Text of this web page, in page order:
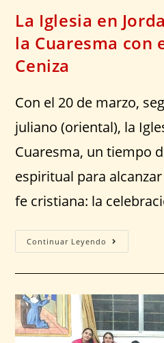
La Iglesia en
la Cuaresma con
Ceniza
Con el 20 de marzo,
juliano (oriental), la
Cuaresma, un tiempo
espiritual para
fe cristiana: la
Continuar Leyendo